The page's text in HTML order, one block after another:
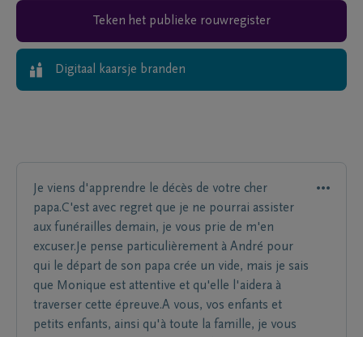
Teken het publieke rouwregister
Digitaal kaarsje branden
Je viens d'apprendre le décès de votre cher
papa.C'est avec regret que je ne pourrai assister
aux funérailles demain, je vous prie de m'en
excuser.Je pense particulièrement à André pour
qui le départ de son papa crée un vide, mais je sais
que Monique est attentive et qu'elle l'aidera à
traverser cette épreuve.A vous, vos enfants et
petits enfants, ainsi qu'à toute la famille, je vous